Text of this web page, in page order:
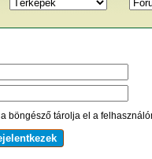
a böngésző tárolja el a